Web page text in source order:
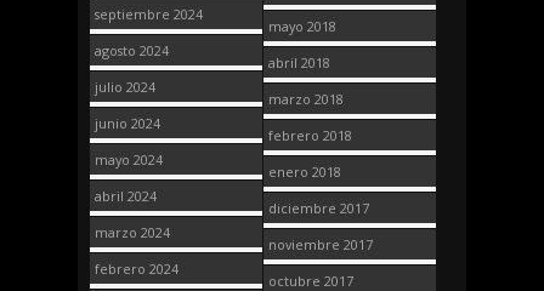
septiembre 2024
agosto 2024
julio 2024
junio 2024
mayo 2024
abril 2024
marzo 2024
febrero 2024
mayo 2018
abril 2018
marzo 2018
febrero 2018
enero 2018
diciembre 2017
noviembre 2017
octubre 2017